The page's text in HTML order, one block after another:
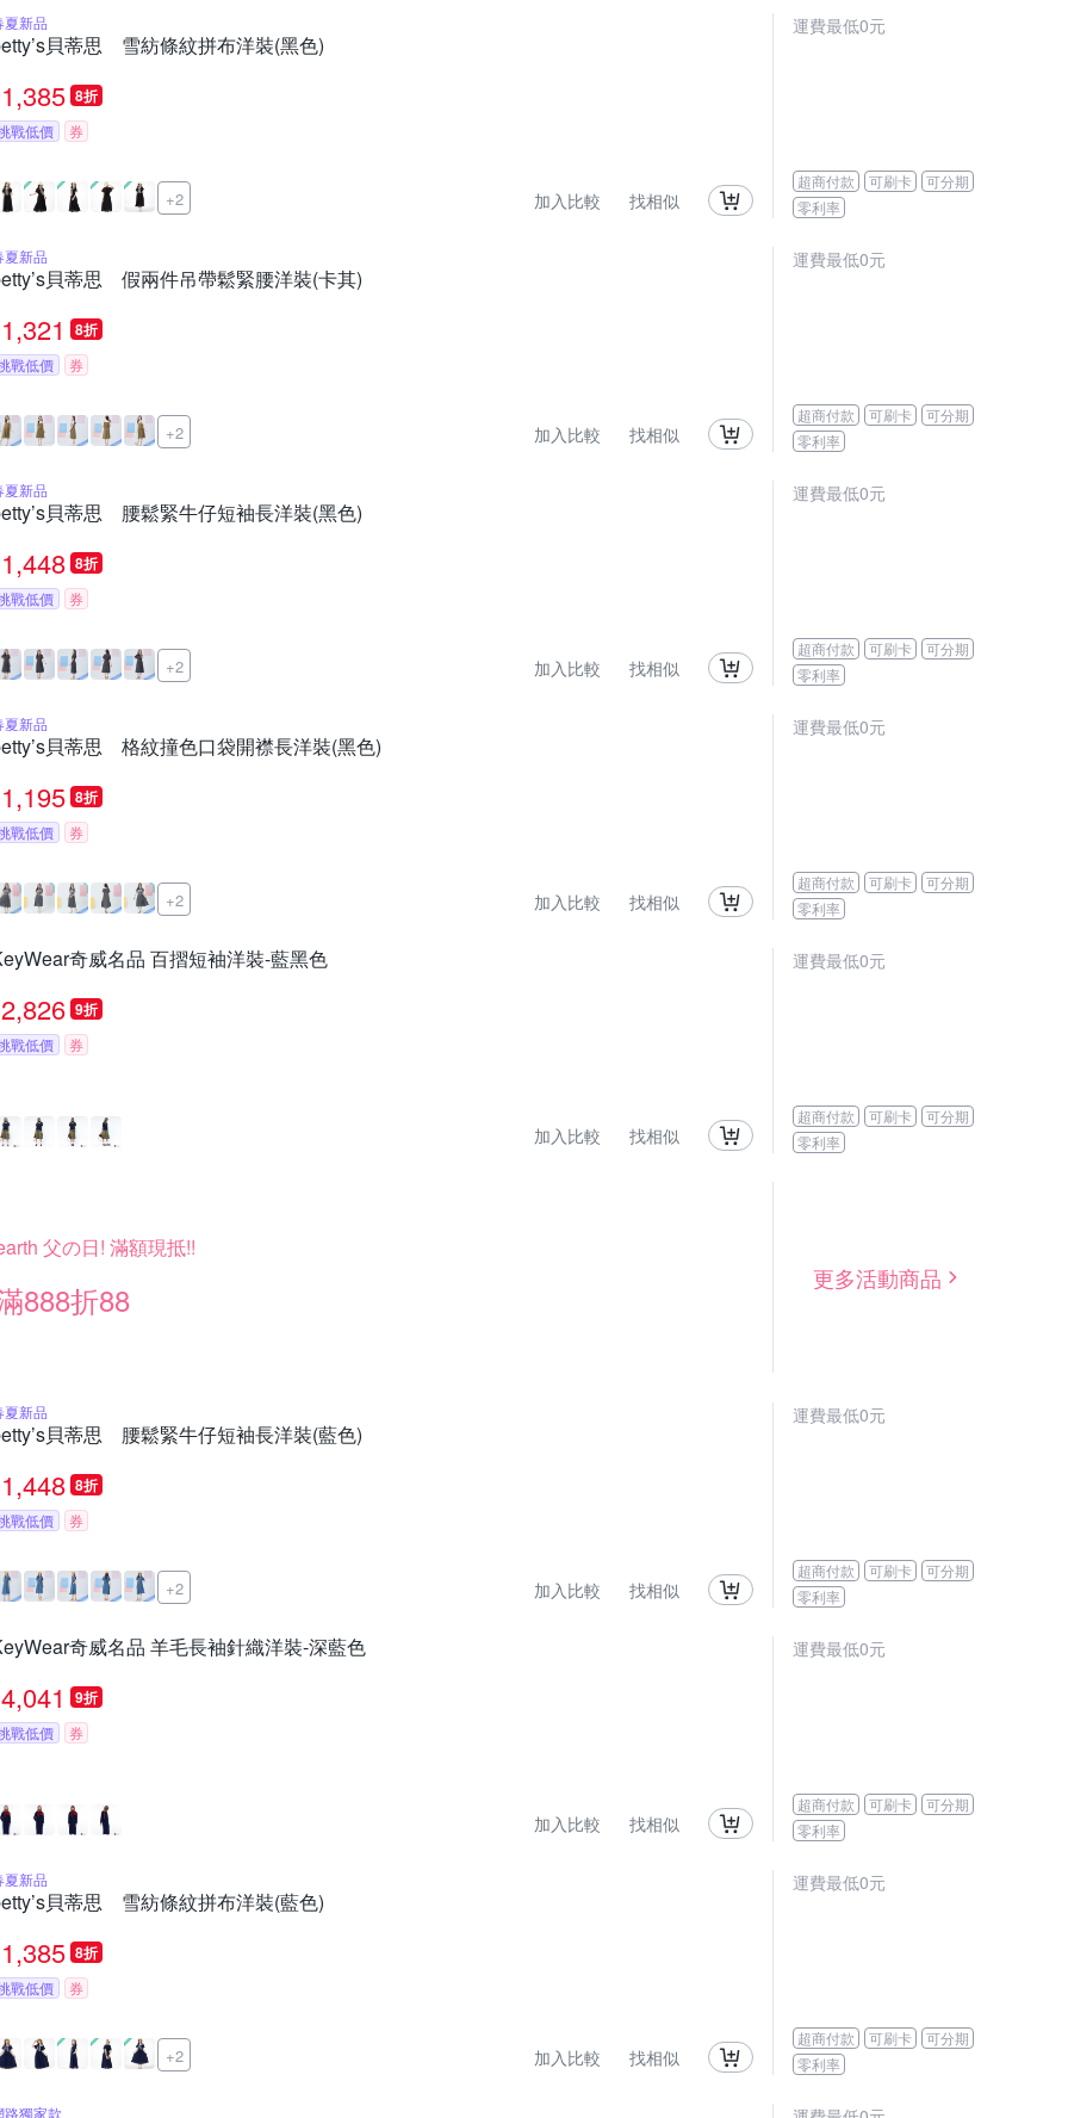
夏新品
貝蒂思 雪紡條紋拼布洋裝(黑色)
1,385 8折
戰低價 券
+2 加入比較 找相似
運費最低0元
超商付款 可刷卡
可分期
零利率
夏新品
貝蒂思 假兩件吊帶鬆緊腰洋裝(卡其)
1,321 8折
戰低價 券
+2 加入比較 找相似
運費最低0元
超商付款 可刷卡
可分期
零利率
夏新品
貝蒂思 腰鬆緊牛仔短袖長洋裝(黑色)
1,448 8折
戰低價 券
+2 加入比較 找相似
運費最低0元
超商付款 可刷卡
可分期
零利率
夏新品
貝蒂思 格紋撞色口袋開襟長洋裝(黑色)
1,195 8折
戰低價 券
+2 加入比較 找相似
運費最低0元
超商付款 可刷卡
可分期
零利率
奇威名品 百摺短袖洋裝-藍黑色
2,826 9折
戰低價 券
加入比較 找相似
運費最低0元
超商付款 可刷卡
可分期
零利率
父の日! 滿額現抵!!
888折88
更多活動商品
夏新品
貝蒂思 腰鬆緊牛仔短袖長洋裝(藍色)
1,448 8折
戰低價 券
+2 加入比較 找相似
運費最低0元
超商付款 可刷卡
可分期
零利率
奇威名品 羊毛長袖針織洋裝-深藍色
4,041 9折
戰低價 券
加入比較 找相似
運費最低0元
超商付款 可刷卡
可分期
零利率
夏新品
貝蒂思 雪紡條紋拼布洋裝(藍色)
1,385 8折
戰低價 券
+2 加入比較 找相似
運費最低0元
超商付款 可刷卡
可分期
零利率
路獨家款